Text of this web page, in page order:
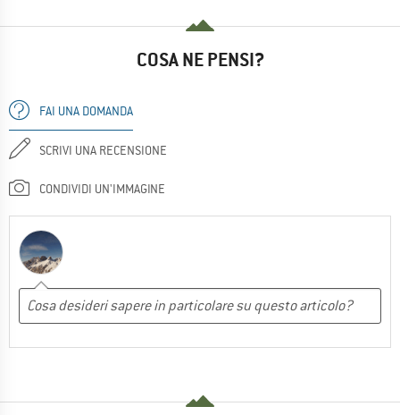
COSA NE PENSI?
FAI UNA DOMANDA
SCRIVI UNA RECENSIONE
CONDIVIDI UN'IMMAGINE